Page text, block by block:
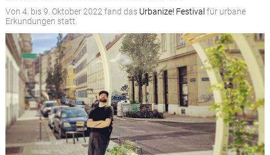
Von 4. bis 9. Oktober 2022 fand das Urbanize! Festival für urbane
Erkundungen statt.